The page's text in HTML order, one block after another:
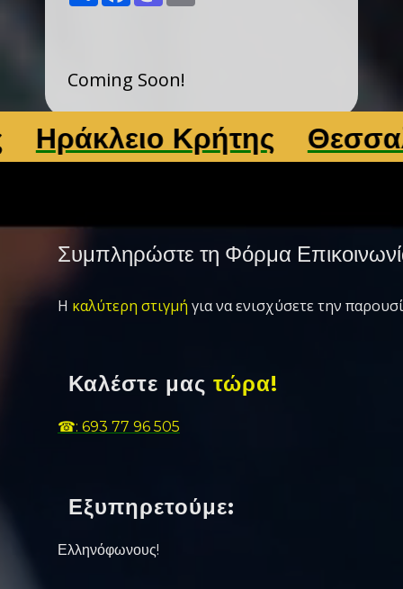
Coming Soon!
Κρήτης
Συμπληρώστε τη Φόρμα
Η καλύτερη στιγμή για να ενισχύσετε την
Καλέστε μας τώρα!
☎: 693 77 96 505
Εξυπηρετούμε:
Ελληνόφωνους!